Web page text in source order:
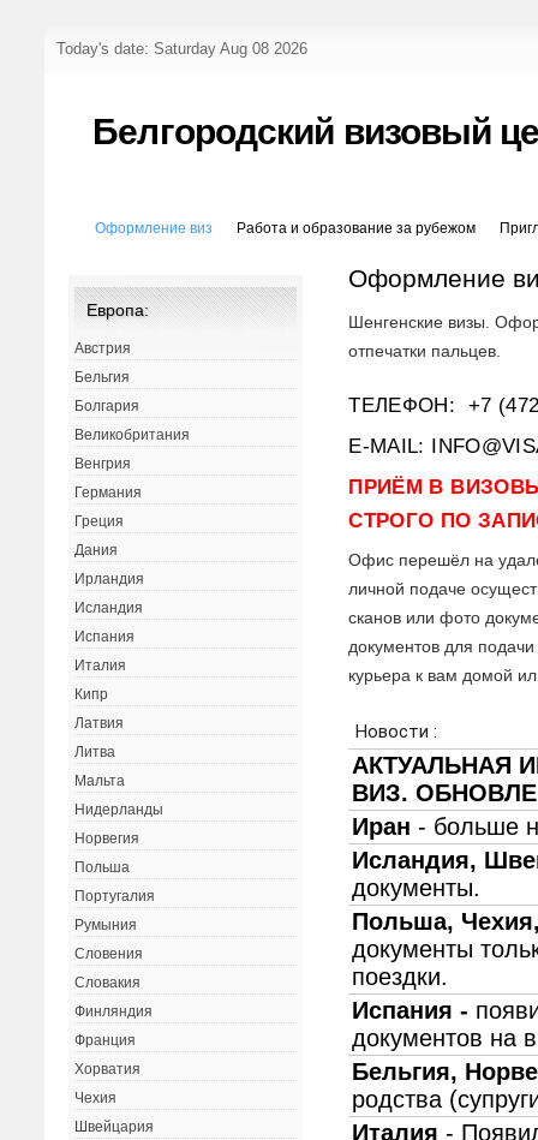
Today's date: Saturday Aug 08 2026
Белгородский визовый
Оформление виз Работа и образование за рубежом
Оформление
Шенгенские визы.
отпечатки пальцев.
ТЕЛЕФОН: +7
E-MAIL:
ПРИЁМ В
СТРОГО ПО
Офис перешёл на
личной подаче
сканов или фото
документов для
курьера к вам домой
Европа:
Австрия
Бельгия
Болгария
Великобритания
Венгрия
Германия
Греция
Дания
Ирландия
Исландия
Испания
Италия
Кипр
Латвия
Литва
Мальта
Нидерланды
Норвегия
Польша
Португалия
Румыния
Словения
Словакия
Финляндия
Франция
Хорватия
Чехия
Швейцария